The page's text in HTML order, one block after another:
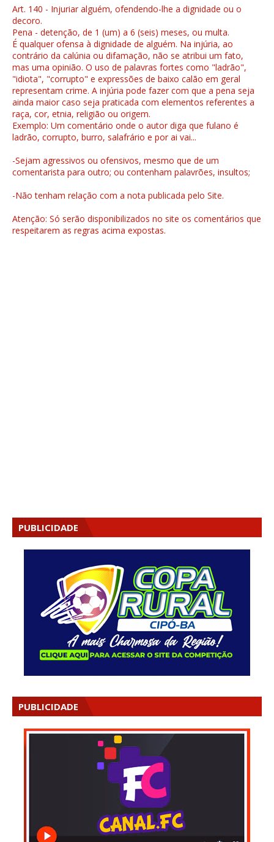
Art. 140 - Injuriar alguém, ofendendo-lhe a dignidade ou o
decoro.
Pena - detenção, de 1 (um) a 6 (seis) meses, ou multa.
É qualquer ofensa à dignidade de alguém. Na injúria, ao
contrário da calúnia ou difamação, não se atribui um fato,
mas uma opinião. O uso de palavras fortes como "ladrão",
"idiota", "corrupto" e expressões de baixo calão em geral
representam crime. A injúria pode fazer com que a pena seja
ainda maior caso seja praticada com elementos referentes a
raça, cor, etnia, religião ou origem.
Exemplo: Um comentário onde o autor diga que fulano é
ladrão, corrupto, burro, salafrário e por ai vai...
-Sejam agressivos ou ofensivos, mesmo que de um
comentarista para outro; ou contenham palavrões, insultos;
-Não tenham relação com a nota publicada pelo Site.
Atenção: Só serão disponibilizados no site os comentários que
respeitarem as regras acima expostas.
PUBLICIDADE
PUBLICIDADE